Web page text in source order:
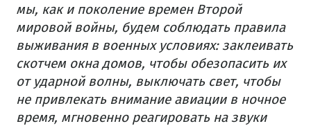
мы, как и поколение времен Второй
мировой войны, будем соблюдать правила
выживания в военных условиях: заклеивать
скотчем окна домов, чтобы обезопасить их
от ударной волны, выключать свет, чтобы
не привлекать внимание авиации в ночное
время, мгновенно реагировать на звуки